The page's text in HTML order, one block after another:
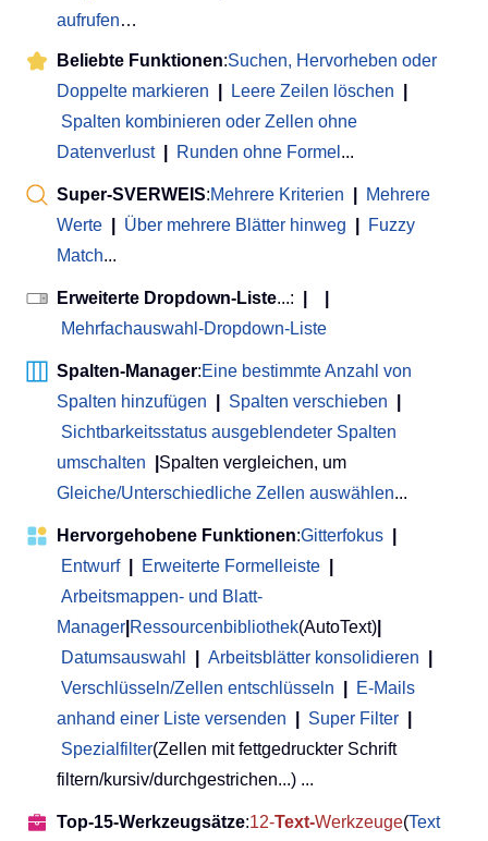
aufrufen…
Beliebte Funktionen:Suchen, Hervorheben oder
Doppelte markieren
Leere Zeilen löschen
Spalten kombinieren oder Zellen ohne
Datenverlust
Runden ohne Formel ...
Super-SVERWEIS:Mehrere Kriterien
Mehrere
Werte
Über mehrere Blätter hinweg
Fuzzy
Match...
Erweiterte Dropdown-Liste...:
Mehrfachauswahl-Dropdown-Liste
Spalten-Manager:Eine bestimmte Anzahl von
Spalten hinzufügen
Spalten verschieben
Sichtbarkeitsstatus ausgeblendeter Spalten
umschalten
Spalten vergleichen, um
Gleiche/Unterschiedliche Zellen auswählen...
Hervorgehobene Funktionen:Gitterfokus
Entwurf
Erweiterte Formelleiste
Arbeitsmappen- und Blatt-
Manager Ressourcenbibliothek(AutoText)
Datumsauswahl
Arbeitsblätter konsolidieren
Verschlüsseln/Zellen entschlüsseln
E-Mails
anhand einer Liste versenden
Super Filter
Spezialfilter(Zellen mit fettgedruckter Schrift
filtern/kursiv/durchgestrichen...) ...
Top-15-Werkzeugsätze:12-Text-Werkzeuge(Text